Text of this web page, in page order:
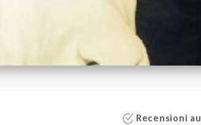
Recensioni